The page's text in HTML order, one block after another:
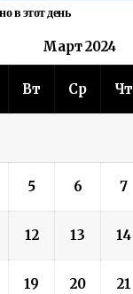
в этот день
Март 2024
Вт Ср Чт
5 6 7
12 13 14
19 20 21